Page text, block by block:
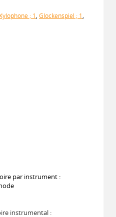
; 1, Glockenspiel ; 1,
par instrument :
instrumental :